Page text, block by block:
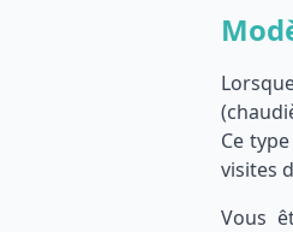
Ce
visites
Vous